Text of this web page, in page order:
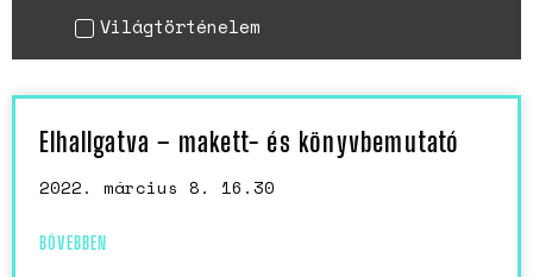
Világtörténelem
Elhallgatva – makett- és könyvbemutató
2022. március 8. 16.30
BŐVEBBEN